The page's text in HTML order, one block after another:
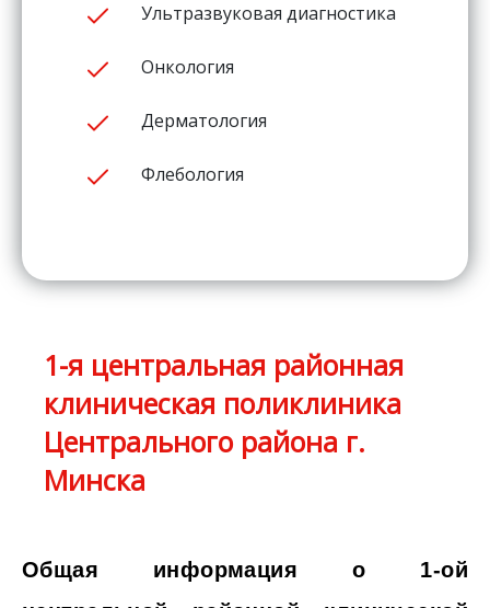
Ультразвуковая диагностика
Онкология
Дерматология
Флебология
1-я центральная районная
клиническая поликлиника
Центрального района г.
Минска
Общая информация о 1-ой